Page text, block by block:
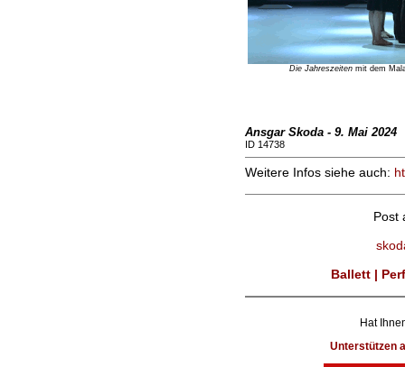
Die Jahreszeitenmit dem
Ansgar Skoda - 9. Mai 2024
ID 14738
Weitere Infos siehe auch:
Post
Ballett |
Hat
Unterstützen